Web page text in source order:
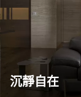
沉靜自在